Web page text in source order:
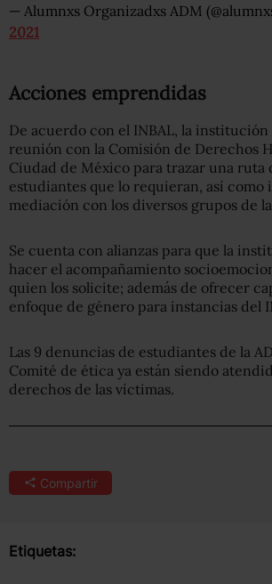
— Alumnxs Organizadxs ADM
2021
Acciones emprendidas
De acuerdo con el INBAL, la institución
reunión con la Comisión de Derechos
Ciudad de México para trazar una ruta
estudiantes que lo requieran, así como
mediación con los diversos grupos de
Se cuenta con alianzas para que la
hacer el acompañamiento
quien los solicite; además de ofrecer
enfoque de género para instancias del
Las 9 denuncias de estudiantes de la
Comité de ética ya están siendo
derechos de las víctimas.
Compartir
Etiquetas: